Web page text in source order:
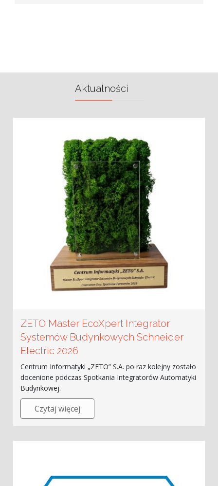
Aktualności
ZETO Master EcoXpert Integrator
Systemów Budynkowych Schneider
Electric 2026
Centrum Informatyki „ZETO” S.A. po raz kolejny zostało
docenione podczas Spotkania Integratorów Automatyki
Budynkowej.
Czytaj więcej